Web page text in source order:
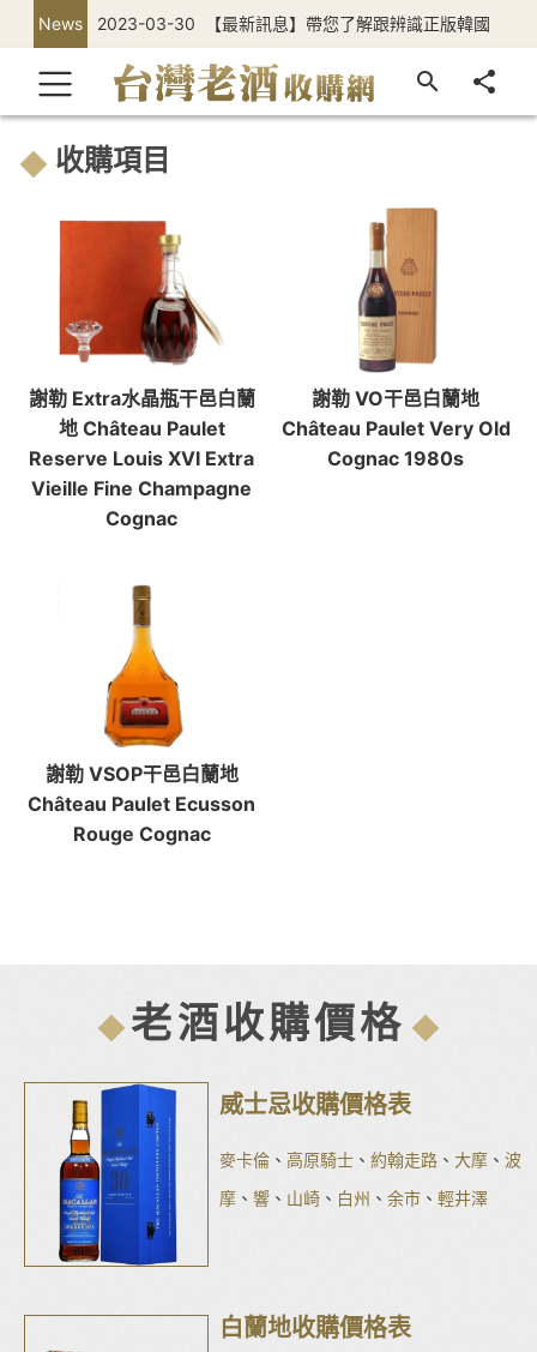
News 2023-03-30 【最新訊息】帶您了解跟辨識正版韓國
正官庄高麗蔘
收購項目
謝勒 Extra水晶瓶干邑白蘭
地 Château Paulet
Reserve Louis XVI Extra
Vieille Fine Champagne
Cognac
謝勒 VO干邑白蘭地
Château Paulet Very Old
Cognac 1980s
謝勒 VSOP干邑白蘭地
Château Paulet Ecusson
Rouge Cognac
老酒收購價格
威士忌收購價格表
麥卡倫 、 高原騎士 、 約翰走路 、 大摩 、 波
摩 、 響 、 山崎 、 白州 、 余市 、 輕井澤
白蘭地收購價格表